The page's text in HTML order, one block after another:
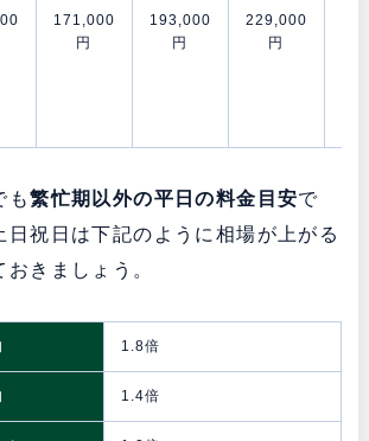
171,000
円
193,000
円
229,000
円
も繁忙期以外の平日の料金目安で
日祝日は下記のように相場が上がる
きましょう。
1.8倍
1.4倍